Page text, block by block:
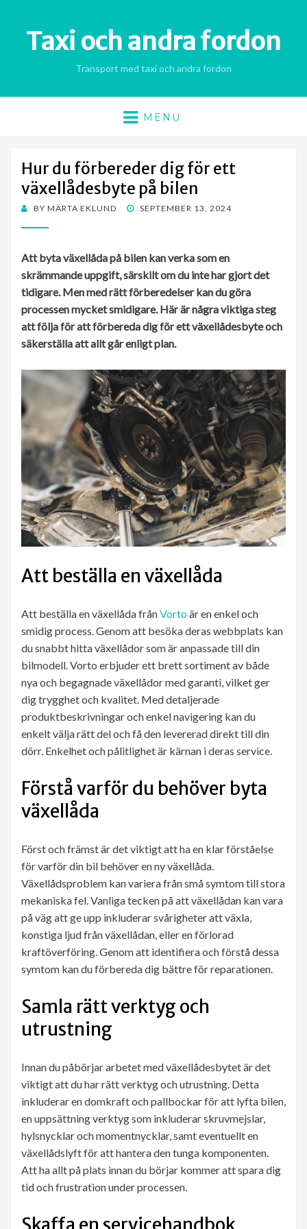
Taxi och andra fordon
Transport med taxi och andra fordon
MENU
Hur du förbereder dig för ett
växellådesbyte på bilen
BY MÄRTA EKLUND
POSTED
SEPTEMBER 13, 2024
Att byta växellåda på bilen kan verka som en
skrämmande uppgift, särskilt om du inte har gjort det
tidigare. Men med rätt förberedelser kan du göra
processen mycket smidigare. Här är några viktiga steg
att följa för att förbereda dig för ett växellådesbyte och
säkerställa att allt går enligt plan.
Att beställa en växellåda
Att beställa en växellåda frånVortoär en enkel och
smidig process. Genom att besöka deras webbplats kan
du snabbt hitta växellådor som är anpassade till din
bilmodell. Vorto erbjuder ett brett sortiment av både
nya och begagnade växellådor med garanti, vilket ger
dig trygghet och kvalitet. Med detaljerade
produktbeskrivningar och enkel navigering kan du
enkelt välja rätt del och få den levererad direkt till din
dörr. Enkelhet och pålitlighet är kärnan i deras service.
Förstå varför du behöver byta
växellåda
Först och främst är det viktigt att ha en klar förståelse
för varför din bil behöver en ny växellåda.
Växellådsproblem kan variera från små symtom till stora
mekaniska fel. Vanliga tecken på att växellådan kan vara
på väg att ge upp inkluderar svårigheter att växla,
konstiga ljud från växellådan, eller en förlorad
kraftöverföring. Genom att identifiera och förstå dessa
symtom kan du förbereda dig bättre för reparationen.
Samla rätt verktyg och
utrustning
Innan du påbörjar arbetet med växellådesbytet är det
viktigt att du har rätt verktyg och utrustning. Detta
inkluderar en domkraft och pallbockar för att lyfta bilen,
en uppsättning verktyg som inkluderar skruvmejslar,
hylsnycklar och momentnycklar, samt eventuellt en
växellådslyft för att hantera den tunga komponenten.
Att ha allt på plats innan du börjar kommer att spara dig
tid och frustration under processen.